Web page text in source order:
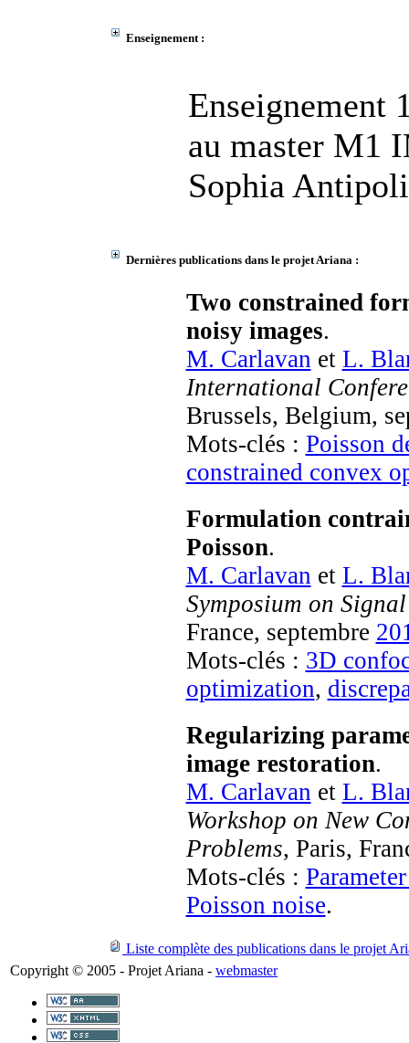
Enseignement :
Enseignement
au master M1
Sophia
Dernières publications dans le projet Ariana :
Two constrained
noisy images.
M. Carlavan et L.
International
Brussels, Belgium,
Mots-clés : Poisson
constrained convex
Formulation
Poisson.
M. Carlavan et L.
Symposium on
France, septembre
Mots-clés : 3D
optimization,
Regularizing
image restoration.
M. Carlavan et L.
Workshop on New
Problems, Paris,
Mots-clés :
Poisson noise.
Liste complète des publications dans le projet
Copyright © 2005 - Projet Ariana - webmaster